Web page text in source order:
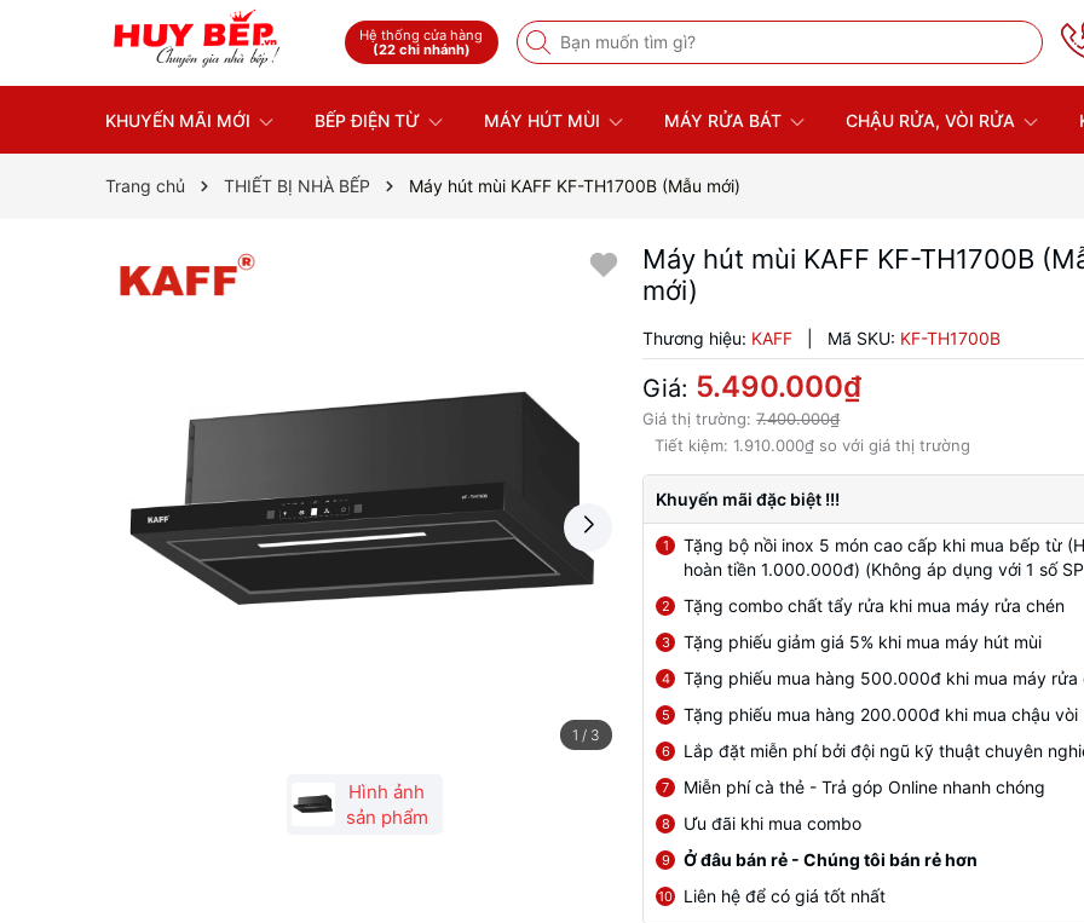
Hệ thống cửa hàng
(22 chi nhánh)
KHUYẾN MÃI MỚI BẾP ĐIỆN TỪ MÁY HÚT MÙI MÁY RỬA BÁT CHẬU RỬA, VÒI RỬA
Trang chủ THIẾT BỊ NHÀ BẾP Máy hút mùi KAFF KF-TH1700B (Mẫu mới)
1 / 3
Hình ảnh
sản phẩm
Máy hút mùi KAFF KF-TH1700B
mới)
Thương hiệu: KAFF Mã SKU: KF-TH1700B
Giá: 5.490.000₫
Giá thị trường:7.400.000₫
Tiết kiệm:1.910.000₫ so với giá thị trường
Khuyến mãi đặc biệt !!!
1
Tặng bộ nồi inox 5 món cao cấp khi mua bếp từ
hoàn tiền 1.000.000đ) (Không áp dụng với 1 số
2 Tặng combo chất tẩy rửa khi mua máy rửa chén
3 Tặng phiếu giảm giá 5% khi mua máy hút mùi
4 Tặng phiếu mua hàng 500.000đ khi mua máy rửa
5 Tặng phiếu mua hàng 200.000đ khi mua chậu vòi
6 Lắp đặt miễn phí bởi đội ngũ kỹ thuật chuyên
7 Miễn phí cà thẻ - Trả góp Online nhanh chóng
8 Ưu đãi khi mua combo
9 Ở đâu bán rẻ - Chúng tôi bán rẻ hơn
10 Liên hệ để có giá tốt nhất